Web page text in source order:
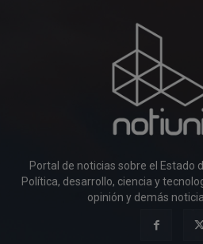
Portal de noticias sobre el Estado
Política, desarrollo, ciencia y
opinión y demás